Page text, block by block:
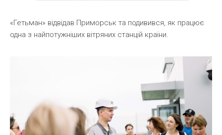
«Гетьман» відвідав Приморськ та подивився, як працює
одна з найпотужніших вітряних станцій країни.